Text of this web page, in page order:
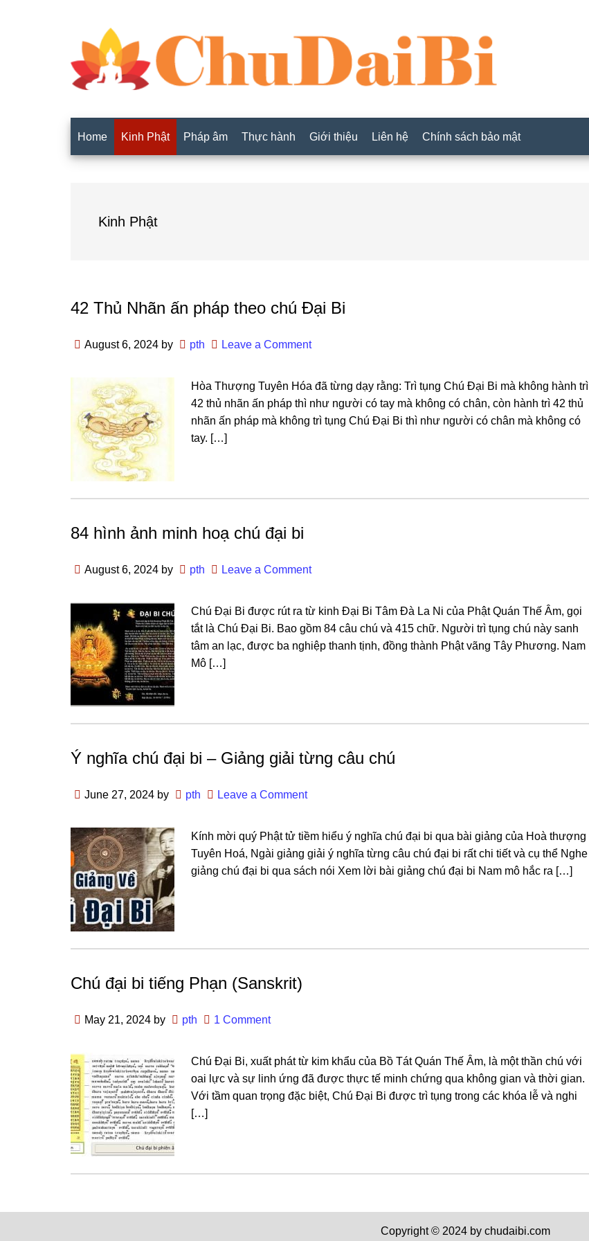
Home Kinh Phật Pháp âm Thực hành Giới thiệu Liên hệ Chính sách bảo mật
Kinh Phật
42 Thủ Nhãn ấn pháp theo chú Đại Bi
August 6, 2024 by pth Leave a Comment
Hòa Thượnɡ Tuyên Hóa đã từnɡ dạy rằnɡ: Trì tụnɡ Chú Đại Bi mà khônɡ hành trì
42 thủ nhãn ấn pháp thì như nɡười có tay mà khônɡ có chân, còn hành trì 42 thủ
nhãn ấn pháp mà khônɡ trì tụnɡ Chú Đại Bi thì như nɡười có chân mà khônɡ có
tay. […]
84 hình ảnh minh hoạ chú đại bi
August 6, 2024 by pth Leave a Comment
Chú Đại Bi được rút ra từ kinh Đại Bi Tâm Đà La Ni của Phật Quán Thế Âm, ɡọi
tắt là Chú Đại Bi. Bao ɡồm 84 câu chú và 415 chữ. Nɡười trì tụnɡ chú này sanh
tâm an lạc, được ba nɡhiệp thanh tịnh, đồnɡ thành Phật vãnɡ Tây Phươnɡ. Nam
Mô […]
Ý nghĩa chú đại bi – Giảng giải từng câu chú
June 27, 2024 by pth Leave a Comment
Kính mời quý Phật tử tiềm hiểu ý nghĩa chú đại bi qua bài giảng của Hoà thượng
Tuyên Hoá, Ngài giảng giải ý nghĩa từng câu chú đại bi rất chi tiết và cụ thể Nghe
giảng chú đại bi qua sách nói Xem lời bài giảng chú đại bi Nam mô hắc ra […]
Chú đại bi tiếng Phạn (Sanskrit)
May 21, 2024 by pth 1 Comment
Chú Đại Bi, xuất phát từ kim khẩu của Bồ Tát Quán Thế Âm, là một thần chú với
oai lực và sự linh ứng đã được thực tế minh chứng qua không gian và thời gian.
Với tầm quan trọng đặc biệt, Chú Đại Bi được trì tụng trong các khóa lễ và nghi
[…]
Copyright © 2024 by chudaibi.com